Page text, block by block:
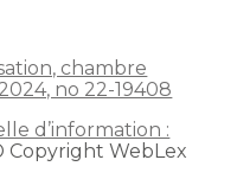
chambre
no 22-19408
d’information :
Copyright WebLex